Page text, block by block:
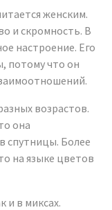
женским.
и скромность. В
настроение. Его
потому что он
возрастов.
она
спутницы. Более
на языке цветов
и в миксах.